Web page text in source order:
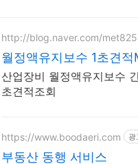
http://blog.naver.com/
월정액유지보수 1초견적
산업장비 월정액유지보수
초견적조회
https://www.boodaeri.com 광
부동산 동행 서비스